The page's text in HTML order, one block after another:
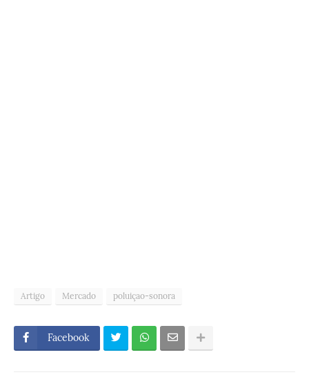
Artigo Mercado poluiçao-sonora
Facebook